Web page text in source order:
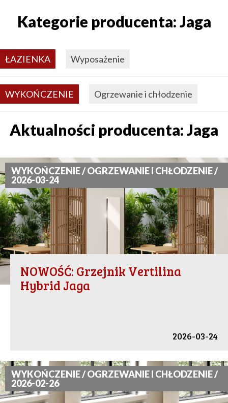
Kategorie producenta: Jaga
ŁAZIENKA Wyposażenie
WYKOŃCZENIE Ogrzewanie i chłodzenie
Aktualności producenta: Jaga
WYKOŃCZENIE / OGRZEWANIE I CHŁODZENIE /
2026-03-24
NOWOŚĆ: Grzejnik Vertilina
Hybrid Jaga
2026-03-24
WYKOŃCZENIE / OGRZEWANIE I CHŁODZENIE /
2026-02-26